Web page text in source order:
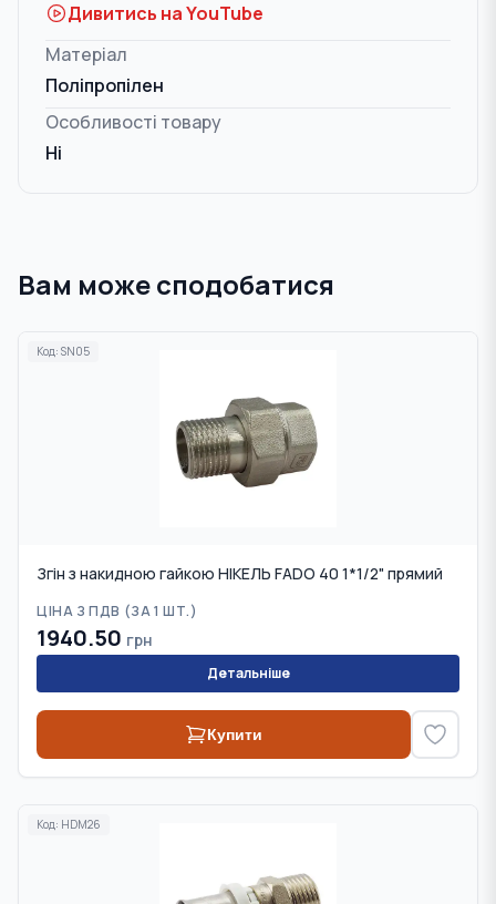
Дивитись на YouTube
Матеріал
Поліпропілен
Особливості товару
Ні
Вам може сподобатися
Код: SN05
Згін з накидною гайкою НІКЕЛЬ FADO 40 1*1/2" прямий
ЦІНА З ПДВ (ЗА 1 ШТ.)
1940.50 грн
Детальніше
Купити
Код: HDM26